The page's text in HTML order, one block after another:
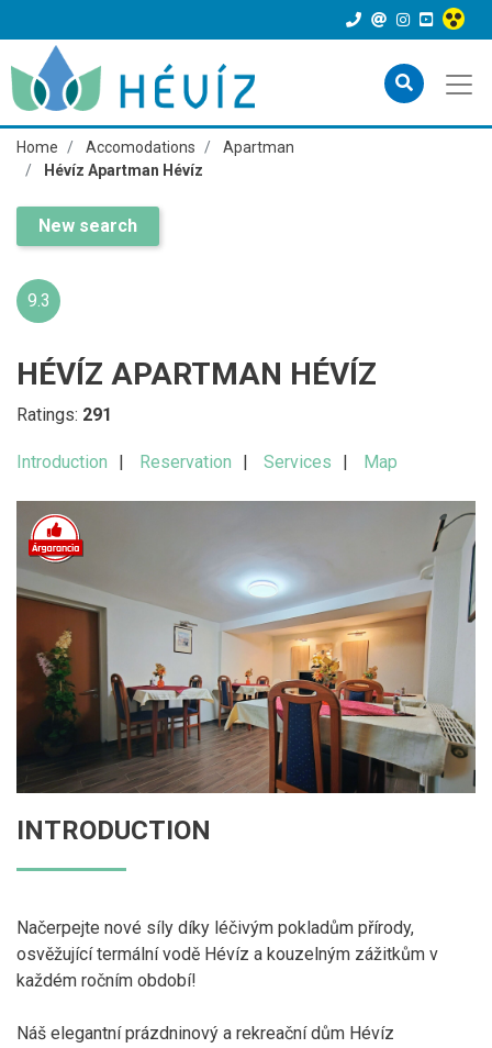
Home Accomodations
Apartman
Hévíz Apartman Hévíz
New search
9.3
HÉVÍZ APARTMAN HÉVÍZ
Ratings: 291
Introduction Reservation Services Map
INTRODUCTION
Načerpejte nové síly díky léčivým pokladům přírody,
osvěžující termální vodě Hévíz a kouzelným zážitkům v
každém ročním období!
Náš elegantní prázdninový a rekreační dům Hévíz